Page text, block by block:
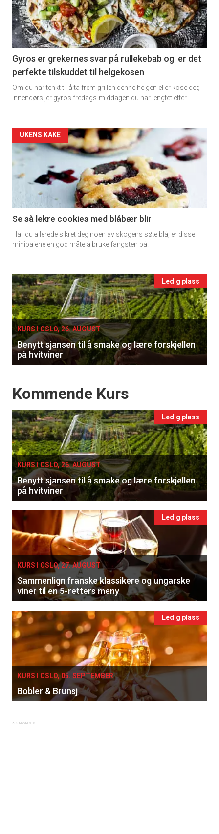
×
Få ukentlige nyhetsbrev fra
Apéritif
tilsendt.
Registrer deg
-
section
11
Dagens
rett
Gyros er grekernes svar på rullekebab og er det
perfekte tilskuddet til helgekosen
Om du har tenkt til å ta frem grillen denne helgen eller kose deg
innendørs ,er gyros fredags-middagen du har lengtet etter.
Artikler
detail
-
section
11
Ukens
UKENS KAKE
Se så lekre cookies med blåbær blir
Har du allerede sikret deg noen av skogens søte blå, er disse
minipaiene en god måte å bruke fangsten på.
Events
single
Ledig plass
KURS I OSLO, 26. AUGUST
Benytt sjansen til å smake og lære forskjellen
på hvitviner
Events
Kommende Kurs
Ledig plass
KURS I OSLO, 26. AUGUST
Benytt sjansen til å smake og lære forskjellen
på hvitviner
Ledig plass
KURS I OSLO, 27. AUGUST
Sammenlign franske klassikere og ungarske
viner til en 5-retters meny
Ledig plass
KURS I OSLO, 05. SEPTEMBER
Bobler & Brunsj